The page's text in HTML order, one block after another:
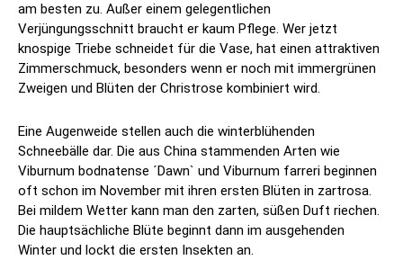
am besten zu. Außer einem gelegentlichen
Verjüngungsschnitt braucht er kaum Pflege. Wer jetzt
knospige Triebe schneidet für die Vase, hat einen attraktiven
Zimmerschmuck, besonders wenn er noch mit immergrünen
Zweigen und Blüten der Christrose kombiniert wird.
Eine Augenweide stellen auch die winterblühenden
Schneebälle dar. Die aus China stammenden Arten wie
Viburnum bodnatense ´Dawn` und Viburnum farreri beginnen
oft schon im November mit ihren ersten Blüten in zartrosa.
Bei mildem Wetter kann man den zarten, süßen Duft riechen.
Die hauptsächliche Blüte beginnt dann im ausgehenden
Winter und lockt die ersten Insekten an.